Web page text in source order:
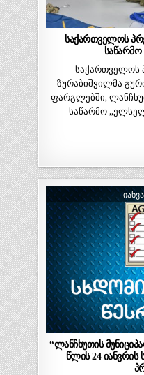
საქართველოს
საქართველოს
ზურაბიშვილმა
ფარგლებში,
საწარმო
“ლანჩხუთის
წლის 24 იანვრის